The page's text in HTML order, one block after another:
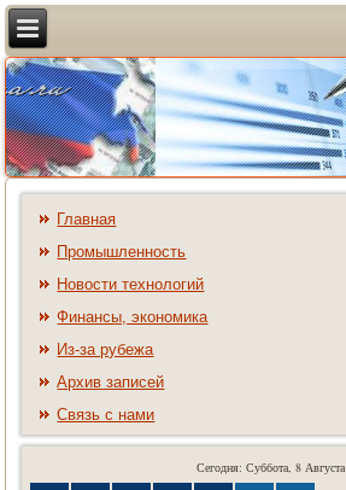
Главная
Промышленность
Новости технологий
Финансы, экономика
Из-за рубежа
Архив записей
Связь с нами
Сегодня: Суббота, 8 Августа